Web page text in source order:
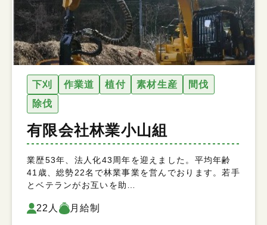
下刈 作業道 植付 素材生産
間伐
除伐
有限会社林業小山組
業歴53年、法人化43周年を迎えました。平均年齢
41歳、総勢22名で林業事業を営んでおります。若手
とベテランがお互いを助…
22人 月給制